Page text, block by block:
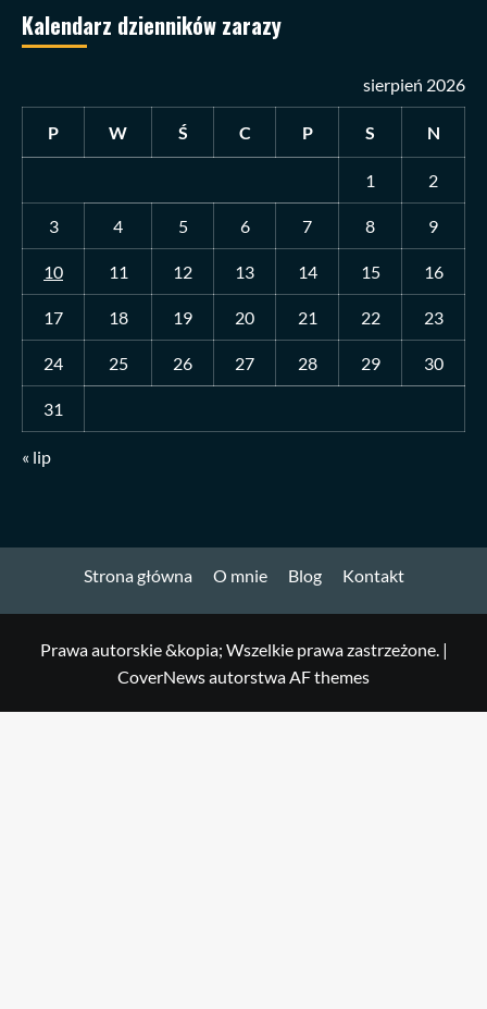
Kalendarz dzienników zarazy
sierpień 2026
P W Ś C P S N
1 2
3 4 5 6 7 8 9
10 11 12 13 14 15 16
17 18 19 20 21 22 23
24 25 26 27 28 29 30
31
« lip
Strona główna O mnie Blog Kontakt
Prawa autorskie &kopia; Wszelkie prawa zastrzeżone. |
CoverNewsautorstwa AF themes